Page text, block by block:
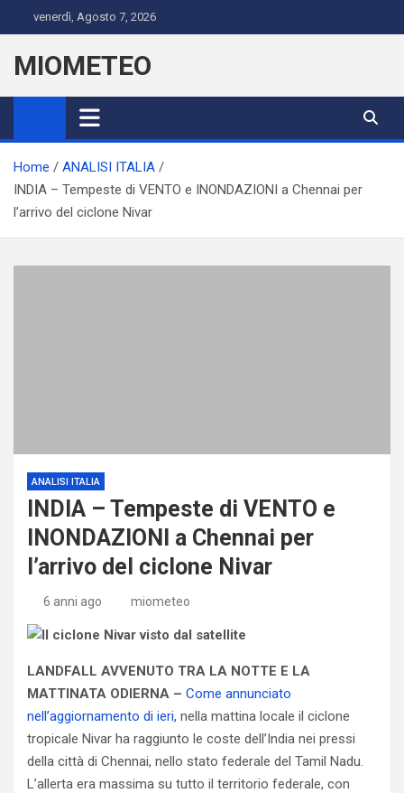
to
content
venerdì, Agosto 7, 2026
MIOMETEO
Home
ANALISI ITALIA
INDIA – Tempeste di VENTO e INONDAZIONI a Chennai per
l’arrivo del ciclone Nivar
ANALISI ITALIA
INDIA – Tempeste di VENTO e
INONDAZIONI a Chennai per
l’arrivo del ciclone Nivar
6 anni ago miometeo
LANDFALL AVVENUTO TRA LA NOTTE E LA
MATTINATA ODIERNA – Come annunciato
nell’aggiornamento di ieri, nella mattina locale il ciclone
tropicale Nivar ha raggiunto le coste dell’India nei pressi
della città di Chennai, nello stato federale del Tamil Nadu.
L’allerta era massima su tutto il territorio federale, con